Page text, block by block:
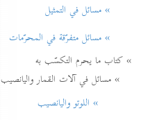
» مسائل في التمثيل
» مسائل متفرّقة في المحرّمات
» كتاب ما يحرم التكسّب به
» مسائل في آلات القمار واليانصيب
» اللوتو واليانصيب